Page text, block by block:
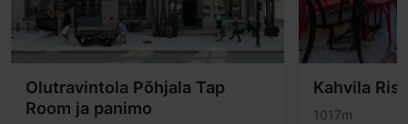
Olutravintola Põhjala Tap
Room ja panimo
Kahvila
1017m